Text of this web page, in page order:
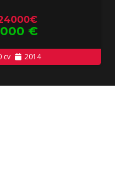
€
cv 2014